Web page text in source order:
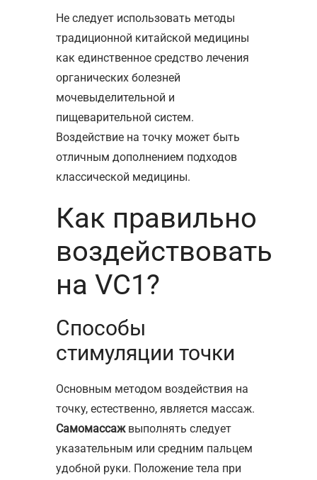
Не следует использовать методы
традиционной китайской медицины
как единственное средство лечения
органических болезней
мочевыделительной и
пищеварительной систем.
Воздействие на точку может быть
отличным дополнением подходов
классической медицины.
Как правильно
воздействовать
на VC1?
Способы
стимуляции точки
Основным методом воздействия на
точку, естественно, является массаж.
Самомассажвыполнять следует
указательным или средним пальцем
удобной руки. Положение тела при